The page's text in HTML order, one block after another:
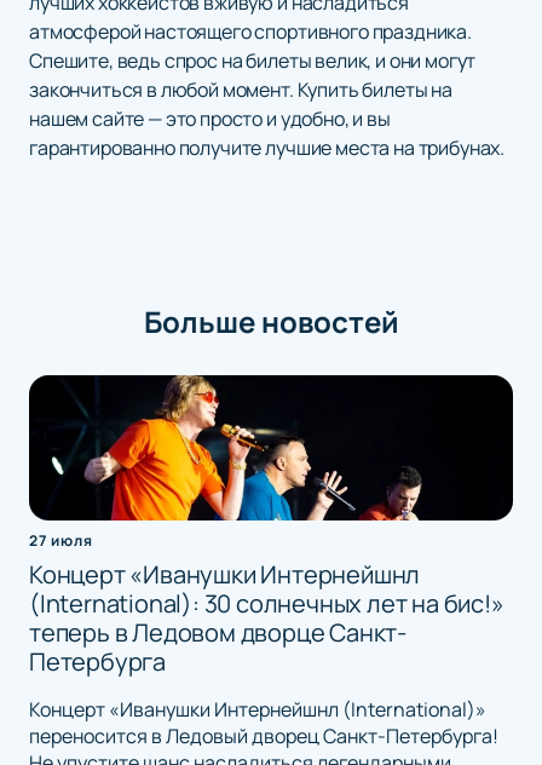
атмосферой настоящего спортивного праздника.
Спешите, ведь спрос на билеты велик, и они могут
закончиться в любой момент. Купить билеты на
нашем сайте — это просто и удобно, и вы
гарантированно получите лучшие места на трибунах.
Больше новостей
27 июля
Концерт «Иванушки Интернейшнл
(International): 30 солнечных лет на бис!»
теперь в Ледовом дворце Санкт-
Петербурга
Концерт «Иванушки Интернейшнл (International)»
переносится в Ледовый дворец Санкт-Петербурга!